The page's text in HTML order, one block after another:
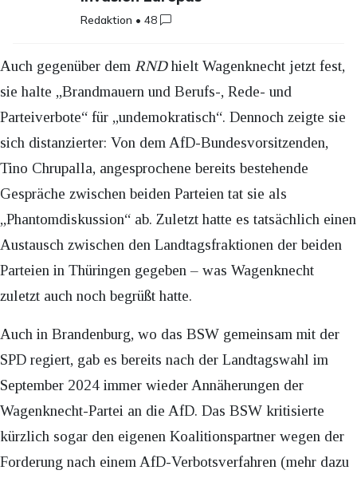
Redaktion •48
Auch gegenüber dem RNDhielt Wagenknecht jetzt fest,
sie halte „Brandmauern und Berufs-, Rede- und
Parteiverbote“ für „undemokratisch“. Dennoch zeigte sie
sich distanzierter: Von dem AfD-Bundesvorsitzenden,
Tino Chrupalla, angesprochene bereits bestehende
Gespräche zwischen beiden Parteien tat sie als
„Phantomdiskussion“ ab. Zuletzt hatte es tatsächlich einen
Austausch zwischen den Landtagsfraktionen der beiden
Parteien in Thüringen gegeben – was Wagenknecht
zuletzt auch noch begrüßt hatte.
Auch in Brandenburg, wo das BSW gemeinsam mit der
SPD regiert, gab es bereits nach der Landtagswahl im
September 2024 immer wieder Annäherungen der
Wagenknecht-Partei an die AfD. Das BSW kritisierte
kürzlich sogar den eigenen Koalitionspartner wegen der
Forderung nach einem AfD-Verbotsverfahren (mehr dazu